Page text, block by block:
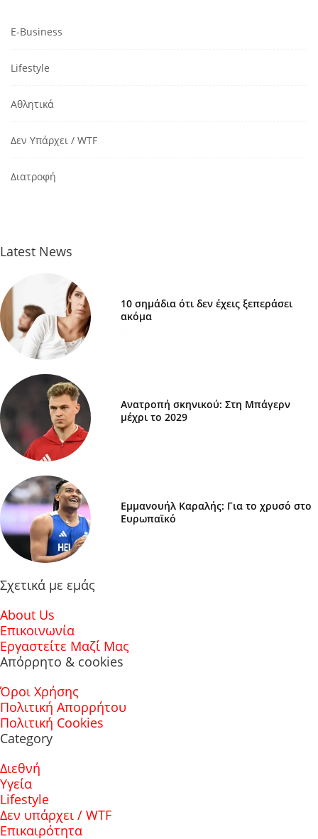
E-Business
Lifestyle
Αθλητικά
Δεν Υπάρχει / WTF
Διατροφή
Latest News
10 σημάδια ότι δεν έχεις ξεπεράσει
ακόμα
Ανατροπή σκηνικού: Στη Μπάγερν
μέχρι το 2029
Εμμανουήλ Καραλής: Για το χρυσό στο
Ευρωπαϊκό
Σχετικά με εμάς
About Us
Επικοινωνία
Εργαστείτε Μαζί Μας
Απόρρητο & cookies
Όροι Χρήσης
Πολιτική Απορρήτου
Πολιτική Cookies
Category
Διεθνή
Υγεία
Lifestyle
Δεν υπάρχει / WTF
Επικαιρότητα